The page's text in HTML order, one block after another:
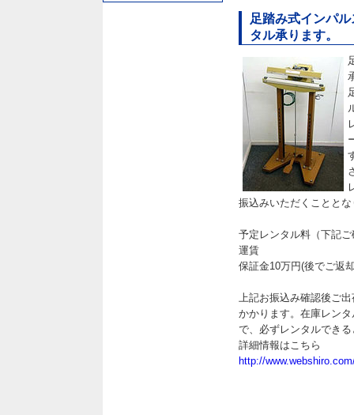
足踏み式インパ
タル承ります。
振込みいただくことと
予定レンタル料（下記
運賃
保証金10万円(後でご返
上記お振込み確認後ご
かかります。在庫レン
で、必ずレンタルでき
詳細情報はこちら
http://